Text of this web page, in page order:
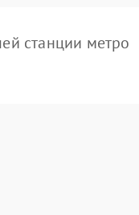
станции метро